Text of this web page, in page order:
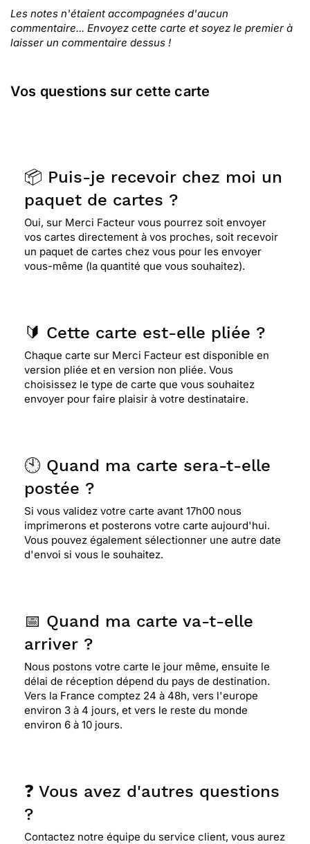
Les notes n'étaient accompagnées d'aucun
commentaire... Envoyez cette carte et soyez le premier à
laisser un commentaire dessus !
Vos questions sur cette carte
📦 Puis-je recevoir chez moi un
paquet de cartes ?
Oui, sur Merci Facteur vous pourrez soit envoyer
vos cartes directement à vos proches, soit recevoir
un paquet de cartes chez vous pour les envoyer
vous-même (la quantité que vous souhaitez).
🔰 Cette carte est-elle pliée ?
Chaque carte sur Merci Facteur est disponible en
version pliée et en version non pliée. Vous
choisissez le type de carte que vous souhaitez
envoyer pour faire plaisir à votre destinataire.
🕙 Quand ma carte sera-t-elle
postée ?
Si vous validez votre carte avant 17h00 nous
imprimerons et posterons votre carte aujourd'hui.
Vous pouvez également sélectionner une autre date
d'envoi si vous le souhaitez.
📅 Quand ma carte va-t-elle
arriver ?
Nous postons votre carte le jour même, ensuite le
délai de réception dépend du pays de destination.
Vers la France comptez 24 à 48h, vers l'europe
environ 3 à 4 jours, et vers le reste du monde
environ 6 à 10 jours.
❓ Vous avez d'autres questions
?
Contactez notre équipe du service client, vous aurez